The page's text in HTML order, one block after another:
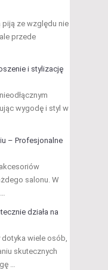
piją ze względu nie
przede
i stylizację
wygodę i styl w
– Profesjonalne
salonu. W
działa na
wiele osób,
skutecznych
…